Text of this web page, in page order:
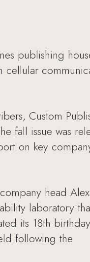
publishing
Custom
fall issue was
on key
head
laboratory
its 18th
following the